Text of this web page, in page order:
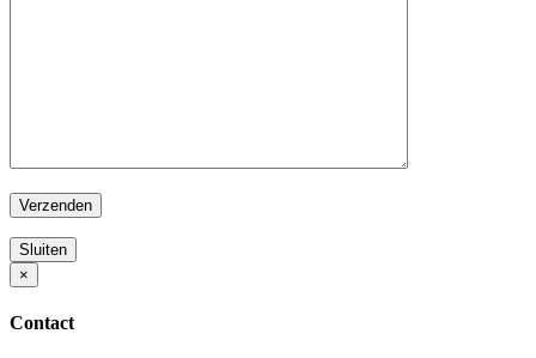
Sluiten
×
Contact